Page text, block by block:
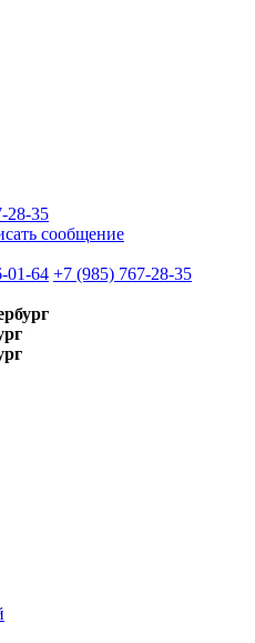
28-35
сообщение
01-64 +7 (985) 767-28-35